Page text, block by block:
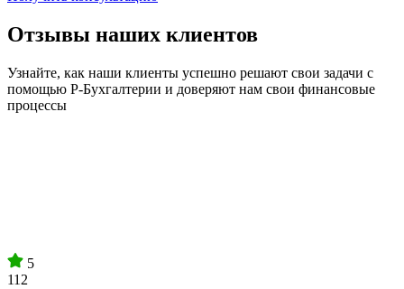
Отзывы наших клиентов
Узнайте, как наши клиенты успешно решают свои задачи с
помощью Р-Бухгалтерии и доверяют нам свои финансовые
процессы
5
112